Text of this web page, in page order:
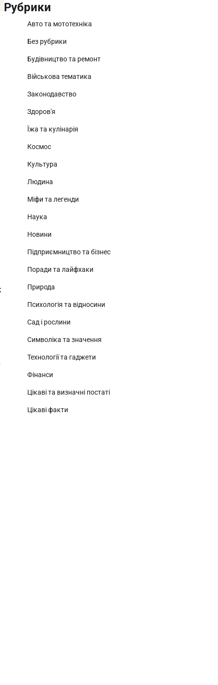
Рубрики
Авто та мототехніка
Без рубрики
Будівництво та ремонт
Військова тематика
Законодавство
Здоров'я
Їжа та кулінарія
Космос
Культура
Людина
Міфи та легенди
Наука
Новини
Підприємництво та бізнес
Поради та лайфхаки
Природа
Психологія та відносини
Сад і рослини
Символіка та значення
Технології та гаджети
Фінанси
Цікаві та визначні постаті
Цікаві факти